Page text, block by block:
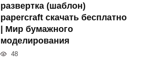
развертка (шаблон)
papercraft скачать бесплатно
| Мир бумажного
моделирования
48